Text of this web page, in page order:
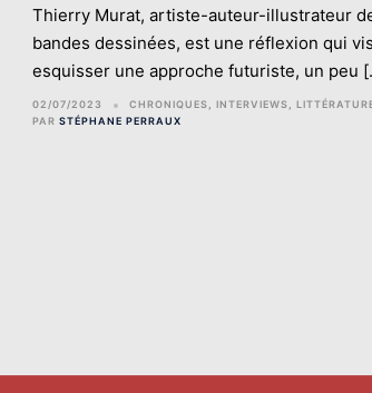
Thierry Murat, artiste-auteur-illustrateur
bandes dessinées, est une réflexion qui
esquisser une approche futuriste, un peu
02/07/2023 CHRONIQUES INTERVIEWS
PAR STÉPHANE PERRAUX